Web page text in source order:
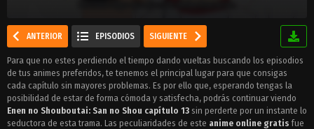
ANTERIOR EPISODIOS SIGUIENTE
Para que no estes perdiendo el tiempo dando vueltas buscando los episodios
de tus animes preferidos, te tenemos el principal lugar para que consigas
cada capítulo sin mayores problemas. Es por ello que, esperando tengas la
posibilidad de estar de forma cómoda y satisfecha, podrás continuar viendo
Enen no Shouboutai: San no Shou capítulo 13 sin perderte por un instante lo
seductora de esta trama. Las peculiaridades de este anime online gratis fue